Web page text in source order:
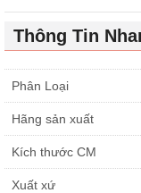
Thông Tin
Phân Loại
Hãng sản xuất
Kích thước CM
Xuất xứ